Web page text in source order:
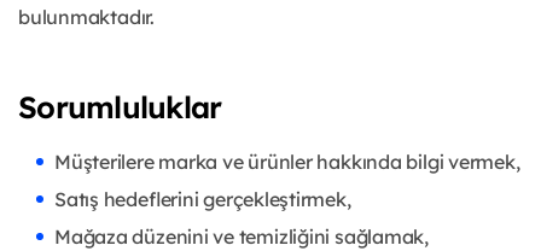
bulunmaktadır.
Sorumluluklar
Müşterilere marka ve ürünler hakkında bilgi vermek,
Satış hedeflerini gerçekleştirmek,
Mağaza düzenini ve temizliğini sağlamak,